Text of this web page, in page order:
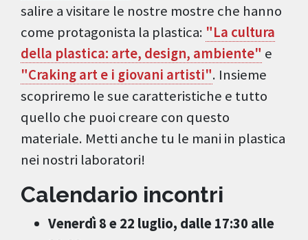
salire a visitare le nostre mostre che hanno
come protagonista la plastica: "La cultura
della plastica: arte, design, ambiente" e
"Craking art e i giovani artisti". Insieme
scopriremo le sue caratteristiche e tutto
quello che puoi creare con questo
materiale. Metti anche tu le mani in plastica
nei nostri laboratori!
Calendario incontri
Venerdì 8 e 22 luglio, dalle 17:30 alle